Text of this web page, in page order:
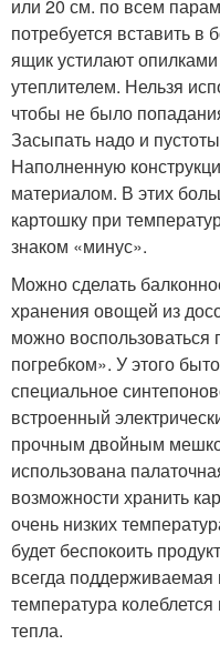
или 20 см. по всем
потребуется вставить
ящик устилают
утеплителем. Нельзя
чтобы не было
Засыпать надо и
Наполненную
материалом. В этих
картошку при
знаком «минус».
Можно сделать
хранения овощей из
можно
погребком». У этого
специальное
встроенный
прочным двойным
использована
возможности хранить
очень низких
будет беспокоить
всегда
температура
тепла.